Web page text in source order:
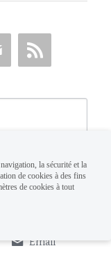
Email
la sécurité et la
de cookies à des fins
de cookies à tout